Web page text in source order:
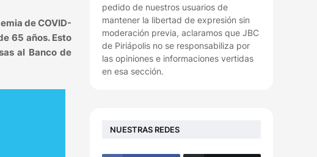
de COVID-
65 años. Esto
al Banco de
pedido de nuestros usuarios de
mantener la libertad de expresión sin
moderación previa, aclaramos que JBC
de Piriápolis no se responsabiliza por
las opiniones e informaciones vertidas
en esa sección.
NUESTRAS REDES